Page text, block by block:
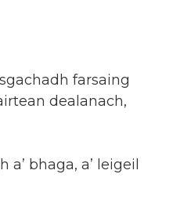
farsaing
dealanach,
bhaga, a’ leigeil